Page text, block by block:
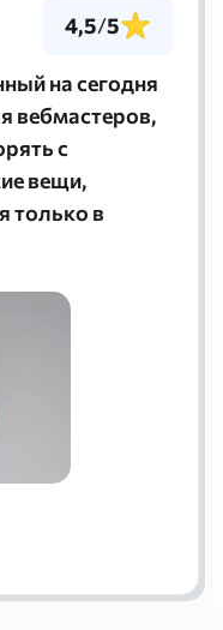
на сегодня
вебмастеров,
с
вещи,
только в
4,5/5